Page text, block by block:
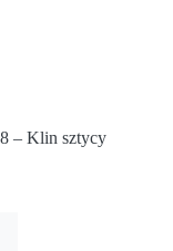
– Klin sztycy